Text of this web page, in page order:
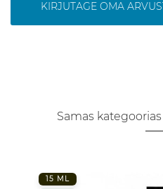
KIRJUTAGE OMA
Samas
15 ML